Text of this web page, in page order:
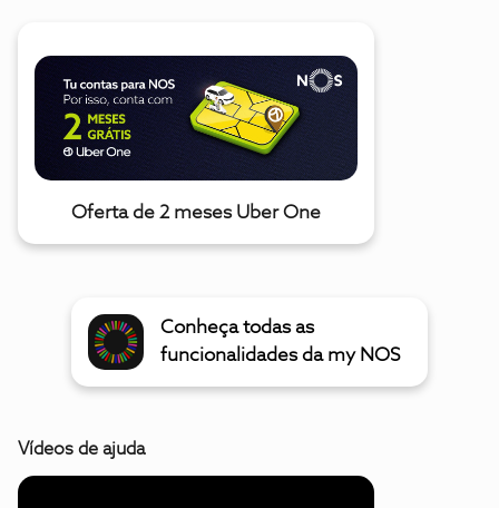
Oferta de 2 meses Uber One
Conheça todas as
funcionalidades da my NOS
Vídeos de ajuda